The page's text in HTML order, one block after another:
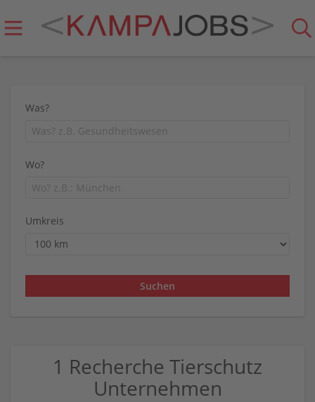
Was?
Wo?
Umkreis
1 Recherche Tierschutz
Unternehmen